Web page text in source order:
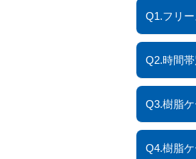
Q1.フリ
Q2.時間
Q3.樹脂
Q4.樹脂